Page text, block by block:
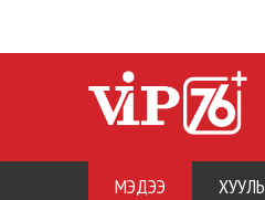
МЭДЭЭ ХУУЛЬ